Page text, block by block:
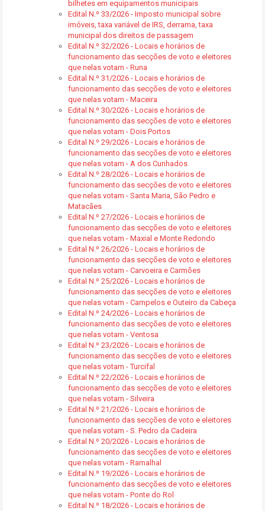
bilhetes em equipamentos municipais
Edital N.º 33/2026 - Imposto municipal sobre
imóveis, taxa variável de IRS, derrama, taxa
municipal dos direitos de passagem
Edital N.º 32/2026 - Locais e horários de
funcionamento das secções de voto e eleitores
que nelas votam - Runa
Edital N.º 31/2026 - Locais e horários de
funcionamento das secções de voto e eleitores
que nelas votam - Maceira
Edital N.º 30/2026 - Locais e horários de
funcionamento das secções de voto e eleitores
que nelas votam - Dois Portos
Edital N.º 29/2026 - Locais e horários de
funcionamento das secções de voto e eleitores
que nelas votam - A dos Cunhados
Edital N.º 28/2026 - Locais e horários de
funcionamento das secções de voto e eleitores
que nelas votam - Santa Maria, São Pedro e
Matacães
Edital N.º 27/2026 - Locais e horários de
funcionamento das secções de voto e eleitores
que nelas votam - Maxial e Monte Redondo
Edital N.º 26/2026 - Locais e horários de
funcionamento das secções de voto e eleitores
que nelas votam - Carvoeira e Carmões
Edital N.º 25/2026 - Locais e horários de
funcionamento das secções de voto e eleitores
que nelas votam - Campelos e Outeiro da Cabeça
Edital N.º 24/2026 - Locais e horários de
funcionamento das secções de voto e eleitores
que nelas votam - Ventosa
Edital N.º 23/2026 - Locais e horários de
funcionamento das secções de voto e eleitores
que nelas votam - Turcifal
Edital N.º 22/2026 - Locais e horários de
funcionamento das secções de voto e eleitores
que nelas votam - Silveira
Edital N.º 21/2026 - Locais e horários de
funcionamento das secções de voto e eleitores
que nelas votam - S. Pedro da Cadeira
Edital N.º 20/2026 - Locais e horários de
funcionamento das secções de voto e eleitores
que nelas votam - Ramalhal
Edital N.º 19/2026 - Locais e horários de
funcionamento das secções de voto e eleitores
que nelas votam - Ponte do Rol
Edital N.º 18/2026 - Locais e horários de